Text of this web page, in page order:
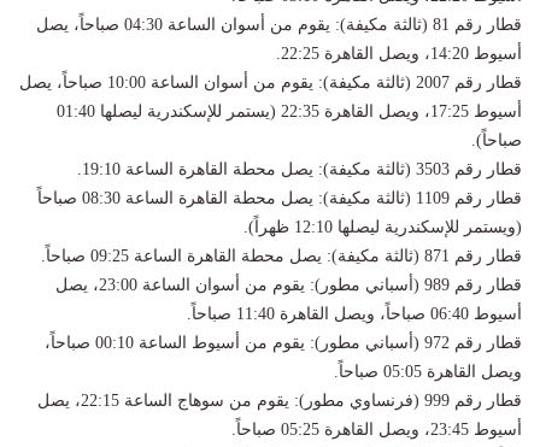
​قطار رقم 81 (ثالثة مكيفة): يقوم من أسوان الساعة 04:30 صباحاً، يصل
أسيوط 14:20، ويصل القاهرة 22:25.
​قطار رقم 2007 (ثالثة مكيفة): يقوم من أسوان الساعة 10:00 صباحاً، يصل
أسيوط 17:25، ويصل القاهرة 22:35 (يستمر للإسكندرية ليصلها 01:40
صباحاً).
​قطار رقم 3503 (ثالثة مكيفة): يصل محطة القاهرة الساعة 19:10.
​قطار رقم 1109 (ثالثة مكيفة): يصل محطة القاهرة الساعة 08:30 صباحاً
(ويستمر للإسكندرية ليصلها 12:10 ظهراً).
​قطار رقم 871 (ثالثة مكيفة): يصل محطة القاهرة الساعة 09:25 صباحاً.
​قطار رقم 989 (أسباني مطور): يقوم من أسوان الساعة 23:00، يصل
أسيوط 06:40 صباحاً، ويصل القاهرة 11:40 صباحاً.
​قطار رقم 972 (أسباني مطور): يقوم من أسيوط الساعة 00:10 صباحاً،
ويصل القاهرة 05:05 صباحاً.
​قطار رقم 999 (فرنساوي مطور): يقوم من سوهاج الساعة 22:15، يصل
أسيوط 23:45، ويصل القاهرة 05:25 صباحاً.